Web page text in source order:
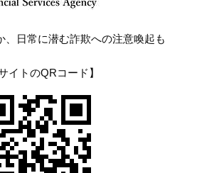
、日常に潜む詐欺への注意喚起も
イトのQRコード】